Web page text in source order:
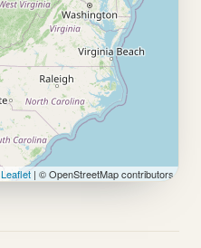
Leaflet | © OpenStreetMap contributors